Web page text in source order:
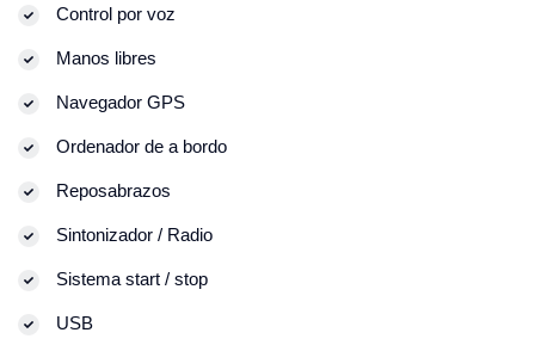
Control por voz
Manos libres
Navegador GPS
Ordenador de a bordo
Reposabrazos
Sintonizador / Radio
Sistema start / stop
USB